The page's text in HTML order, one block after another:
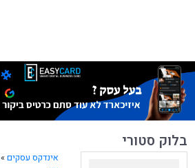
בלוק סטורי
אינדקס עסקים »